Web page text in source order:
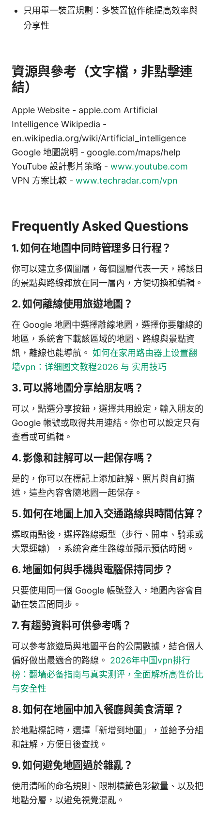
只用單一裝置規劃：多裝置協作能提高效率與
分享性
資源與參考（文字檔，非點擊連
結）
Apple Website - apple.com Artificial
Intelligence Wikipedia -
en.wikipedia.org/wiki/Artificial_intelligence
Google 地圖說明 - google.com/maps/help
YouTube 設計影片策略 - www.youtube.com
VPN 方案比較 - www.techradar.com/vpn
Frequently Asked Questions
1. 如何在地圖中同時管理多日行程？
你可以建立多個圖層，每個圖層代表一天，將該日
的景點與路線都放在同一層內，方便切換和編輯。
2. 如何離線使用旅遊地圖？
在 Google 地圖中選擇離線地圖，選擇你要離線的
地區，系統會下載該區域的地圖、路線與景點資
訊，離線也能導航。 如何在家用路由器上设置翻
墙vpn：详细图文教程2026 与 实用技巧
3. 可以將地圖分享給朋友嗎？
可以，點選分享按鈕，選擇共用設定，輸入朋友的
Google 帳號或取得共用連結。你也可以設定只有
查看或可編輯。
4. 影像和註解可以一起保存嗎？
是的，你可以在標記上添加註解、照片與自訂描
述，這些內容會隨地圖一起保存。
5. 如何在地圖上加入交通路線與時間估算？
選取兩點後，選擇路線類型（步行、開車、騎乘或
大眾運輸），系統會產生路線並顯示預估時間。
6. 地圖如何與手機與電腦保持同步？
只要使用同一個 Google 帳號登入，地圖內容會自
動在裝置間同步。
7. 有趨勢資料可供參考嗎？
可以參考旅遊局與地圖平台的公開數據，結合個人
偏好做出最適合的路線。 2026年中国vpn排行
榜：翻墙必备指南与真实测评，全面解析高性价比
与安全性
8. 如何在地圖中加入餐廳與美食清單？
於地點標記時，選擇「新增到地圖」，並給予分組
和註解，方便日後查找。
9. 如何避免地圖過於雜亂？
使用清晰的命名規則、限制標籤色彩數量、以及把
地點分層，以避免視覺混亂。